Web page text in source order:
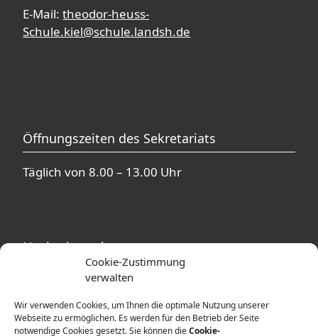
Cookie-Zustimmung
verwalten
Wir verwenden Cookies, um Ihnen die optimale Nutzung unserer
Webseite zu ermöglichen. Es werden für den Betrieb der Seite
notwendige Cookies gesetzt. Sie können dieCookie-
E-Mail:theodor-heuss-
Schule.kiel@schule.landsh.de
Öffnungszeiten des Sekretariats
Täglich von 8.00 – 13.00 Uhr
Nachmittagsbetreuung
In unmittelbarer Nähe zur Theodor-Heuss-
Schule befinden sich mehrere
Betreuungsangebote. Ausführliche